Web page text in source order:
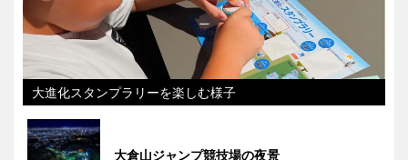
大進化スタンプラリーを楽しむ様子
大倉山ジャンプ競技場の夜景